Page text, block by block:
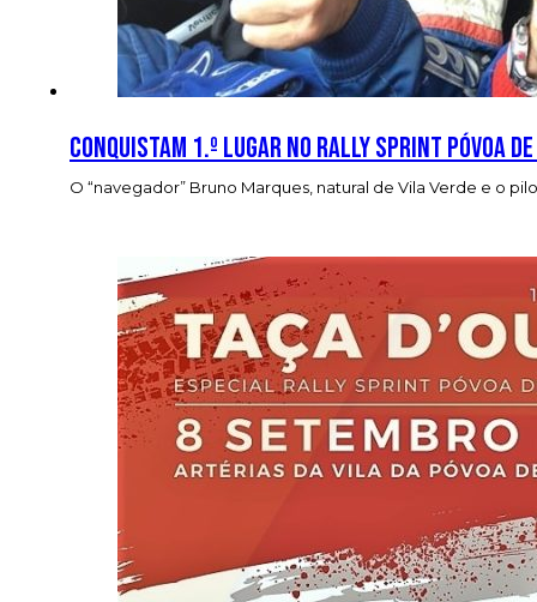
Conquistam 1.º lugar no Rally Sprint Póvoa
O “navegador” Bruno Marques, natural de Vila Verde e o